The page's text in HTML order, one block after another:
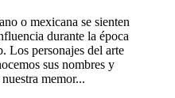
o mexicana se sienten
durante la época
Los personajes del arte
sus nombres y
memor...